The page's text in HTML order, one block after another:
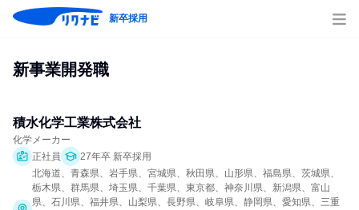
新卒採用
新事業開発職
積水化学工業株式会社
化学メーカー
正社員
27年卒 新卒採用
北海道、青森県、岩手県、宮城県、秋田県、山形県、福島県、茨城県、
栃木県、群馬県、埼玉県、千葉県、東京都、神奈川県、新潟県、富山
県、石川県、福井県、山梨県、長野県、岐阜県、静岡県、愛知県、三重